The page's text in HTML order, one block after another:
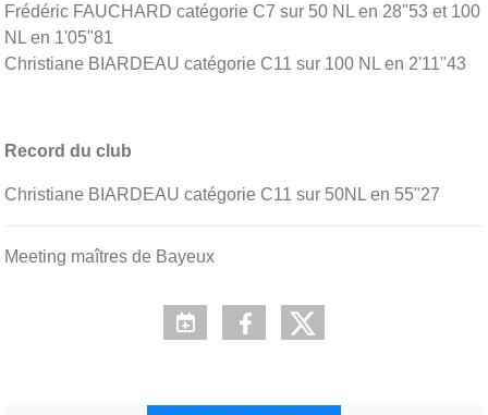
Frédéric FAUCHARD catégorie C7 sur 50 NL en 28"53 et 100
NL en 1'05"81
Christiane BIARDEAU catégorie C11 sur 100 NL en 2'11"43
Record du club
Christiane BIARDEAU catégorie C11 sur 50NL en 55"27
Meeting maîtres de Bayeux